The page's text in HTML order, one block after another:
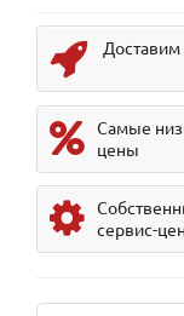
Самые
цены
сервис-